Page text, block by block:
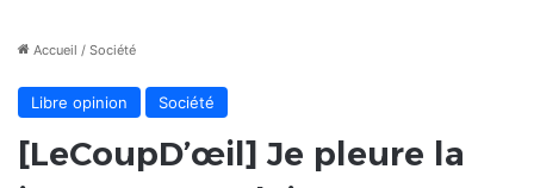
Accueil / Société
Libre opinion Société
[LeCoupD’œil] Je pleure la